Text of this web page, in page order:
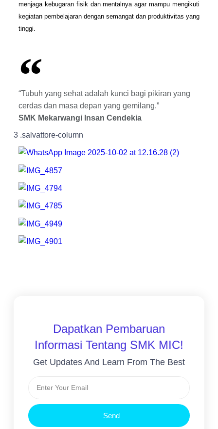
menjaga kebugaran fisik dan mentalnya agar mampu mengikuti
kegiatan pembelajaran dengan semangat dan produktivitas yang
tinggi.
“Tubuh yang sehat adalah kunci bagi pikiran yang
cerdas dan masa depan yang gemilang.”
SMK Mekarwangi Insan Cendekia
Dapatkan Pembaruan
Informasi Tentang SMK MIC!
Get Updates And Learn From The Best
Send